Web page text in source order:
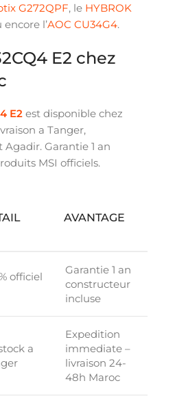
G272QPF, le HYBROK
encore l’AOC CU34G4.
E2 chez
E2 est disponible chez
a Tanger,
Agadir. Garantie 1 an
MSI officiels.
AVANTAGE
officiel
Garantie 1 an
constructeur
incluse
a
Expedition
immediate –
livraison 24-
48h Maroc